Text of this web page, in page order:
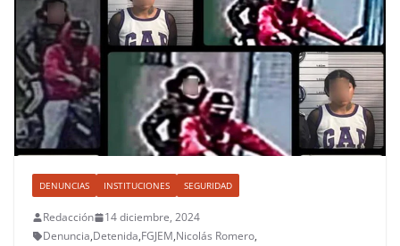
DENUNCIAS INSTITUCIONES SEGURIDAD
Redacción
14 diciembre, 2024
Denuncia,Detenida,FGJEM,Nicolás Romero,